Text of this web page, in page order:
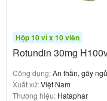
Hộp 10 vỉ x 10 viên
Rotundin 30mg
Công dụng:An thần, gây ngủ
Xuất xứ:Việt Nam
Thương hiệu: Hataphar